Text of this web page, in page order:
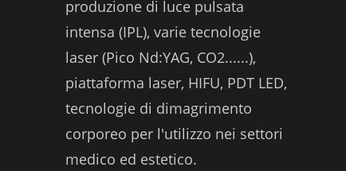
produzione di luce pulsata
intensa (IPL), varie tecnologie
laser (Pico Nd:YAG, CO2......),
piattaforma laser, HIFU, PDT LED,
tecnologie di dimagrimento
corporeo per l'utilizzo nei settori
medico ed estetico.